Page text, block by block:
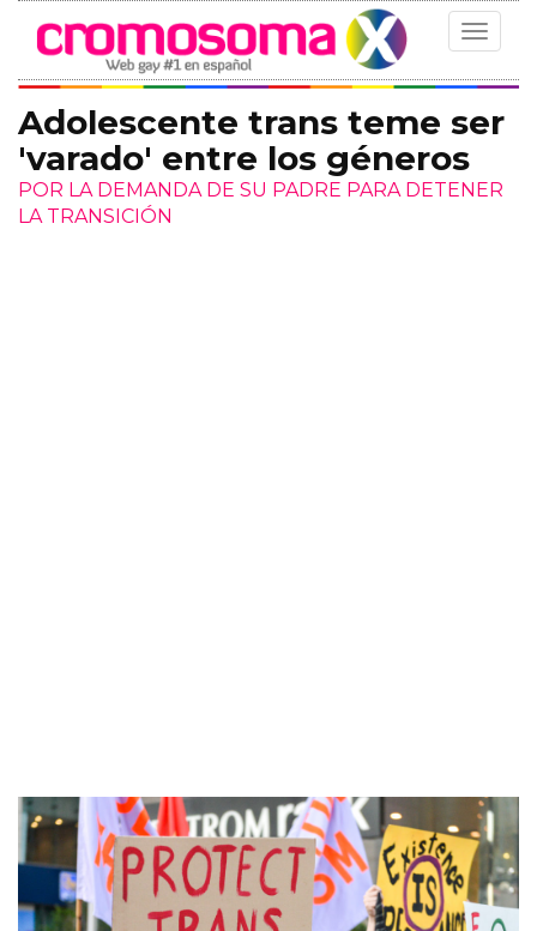
Toggle
Adolescente trans teme ser
'varado' entre los géneros
POR LA DEMANDA DE SU PADRE PARA DETENER
LA TRANSICIÓN